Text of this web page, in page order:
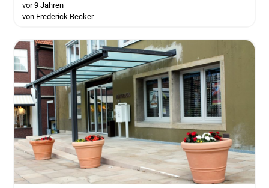
vor 9 Jahren
von Frederick Becker